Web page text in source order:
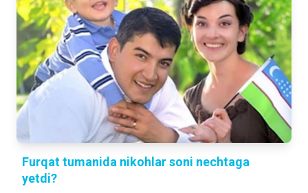
Furqat tumanida nikohlar soni nechtaga
yetdi?